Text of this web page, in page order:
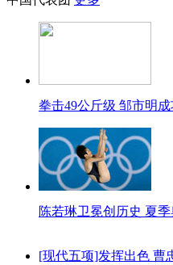
拳击49公斤级 邹市明成
陈若琳卫冕创历史 夏
[现代五项]发挥出色 曹